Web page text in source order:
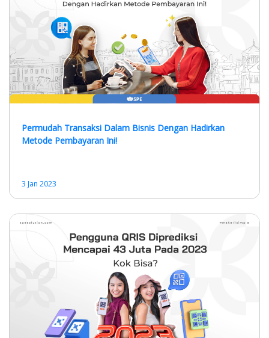
Permudah Transaksi Dalam Bisnis Dengan Hadirkan
Metode Pembayaran Ini!
3 Jan 2023